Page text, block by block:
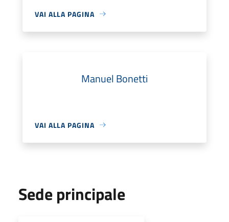
VAI ALLA PAGINA
Manuel Bonetti
VAI ALLA PAGINA
Sede principale